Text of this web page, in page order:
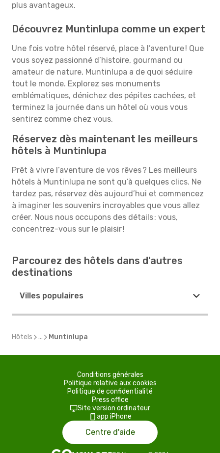
plus avantageux.
Découvrez Muntinlupa comme un expert
Une fois votre hôtel réservé, place à l’aventure ! Que
vous soyez passionné d’histoire, gourmand ou
amateur de nature, Muntinlupa a de quoi séduire
tout le monde. Explorez ses monuments
emblématiques, dénichez des pépites cachées, et
terminez la journée dans un hôtel où vous vous
sentirez comme chez vous.
Réservez dès maintenant les meilleurs
hôtels à Muntinlupa
Prêt à vivre l’aventure de vos rêves ? Les meilleurs
hôtels à Muntinlupa ne sont qu’à quelques clics. Ne
tardez pas, réservez dès aujourd’hui et commencez
à imaginer les souvenirs incroyables que vous allez
créer. Nous nous occupons des détails : vous,
concentrez-vous sur le plaisir !
Parcourez des hôtels dans d'autres
destinations
Villes populaires
Hôtels ... Muntinlupa
Conditions générales
Politique relative aux cookies
Politique de confidentialité
Press office
Site version ordinateur
app iPhone
Centre d'aide